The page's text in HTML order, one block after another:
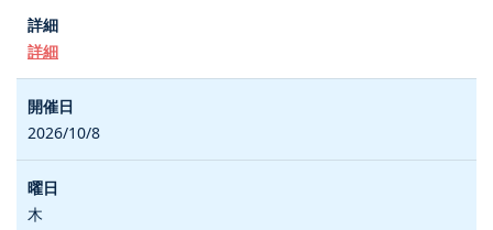
詳細
2026/10/8
木